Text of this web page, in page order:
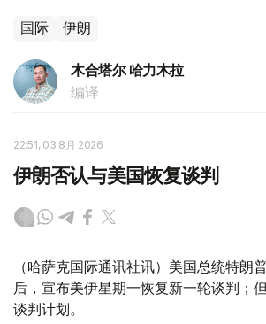
国际 伊朗
木合塔尔 哈力木拉
编译
22:51, 03 8月 2026
伊朗否认与美国恢复谈判
（哈萨克国际通讯社讯）美国总统特朗
后，宣布美伊星期一恢复新一轮谈判；
谈判计划。